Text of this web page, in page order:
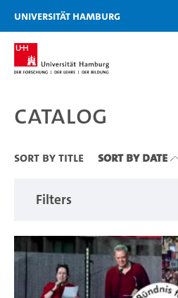
Zu den Filtern
Zur Metanavigation
Zur Hauptnavigation
Zur Suche
Zum Inhalt
Zum Seitenfuss
Universität Hamburg
Catalog
Catalog
Sort By Title Sort By Date
Filters